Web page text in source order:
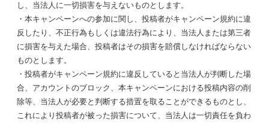
し、当法人に一切損害を与えないものとします。
・本キャンペーンへの参加に関し、投稿者がキャンペーン規約に違
反したり、不正行為もしくは違法行為により、当法人または第三者
に損害を与えた場合、投稿者はその損害を賠償しなければならない
ものとします。
・投稿者がキャンペーン規約に違反していると当法人が判断した場
合、アカウントのブロック、本キャンペーンにおける投稿内容の削
除等、当法人が必要と判断する措置を取ることができるものとし、
これにより投稿者が被った損害について、当法人は一切責任を負わ